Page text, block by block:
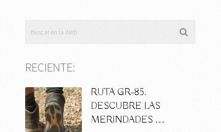
RECIENTE:
RUTA GR-85.
DESCUBRE LAS
MERINDADES …